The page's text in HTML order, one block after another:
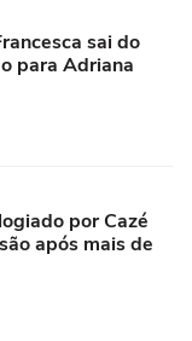
sai do
para Adriana
por Cazé
após mais de